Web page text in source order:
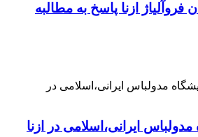
ازنا پاسخ به مطالبه
مدولباس ایرانی،اسلامی در ازنا